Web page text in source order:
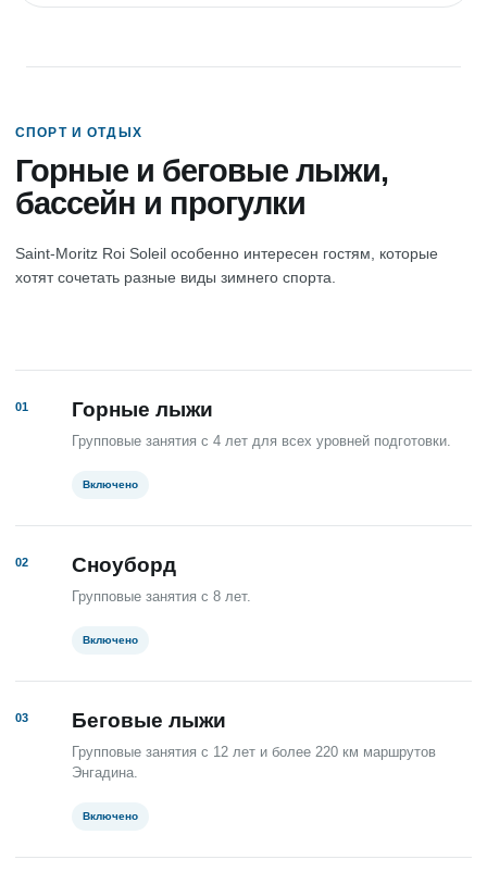
СПОРТ И ОТДЫХ
Горные и беговые лыжи,
бассейн и прогулки
Saint-Moritz Roi Soleil особенно интересен гостям, которые
хотят сочетать разные виды зимнего спорта.
01 Горные лыжи
Групповые занятия с 4 лет для всех уровней подготовки.
Включено
02 Сноуборд
Групповые занятия с 8 лет.
Включено
03 Беговые лыжи
Групповые занятия с 12 лет и более 220 км маршрутов
Энгадина.
Включено